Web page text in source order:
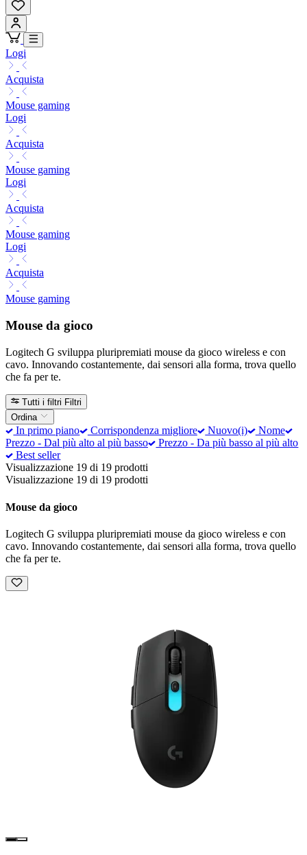
Logi
Acquista
Mouse gaming
Logi
Acquista
Mouse gaming
Logi
Acquista
Mouse gaming
Logi
Acquista
Mouse gaming
Mouse da gioco
Logitech G sviluppa pluripremiati mouse da gioco wireless e con
cavo. Innovando costantemente, dai sensori alla forma, trova quello
che fa per te.
Tutti i filtri Filtri
Ordina
In primo piano Corrispondenza migliore Nuovo(i)
Nome
Prezzo - Dal più alto al più basso
Prezzo - Da più basso al più alto
Best seller
Visualizzazione 19 di 19 prodotti
Visualizzazione 19 di 19 prodotti
Mouse da gioco
Logitech G sviluppa pluripremiati mouse da gioco wireless e con
cavo. Innovando costantemente, dai sensori alla forma, trova quello
che fa per te.